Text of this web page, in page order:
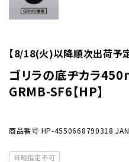
【8/18(火)以降順次出荷予
ゴリラの底ヂカラ
GRMB-SF6【HP】
商品番号 HP-4550668790318
日時指定不可